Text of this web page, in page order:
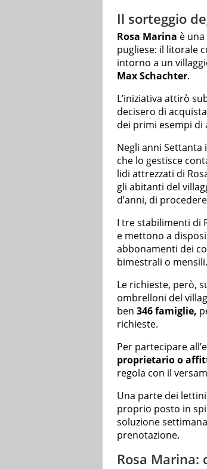
Il sorteggio
Rosa Marina è
pugliese: il litorale
intorno a un
Max Schachter.
L’iniziativa attirò
decisero di
dei primi esempi di
Negli anni Settanta
che lo gestisce
lidi attrezzati di
gli abitanti del
d’anni, di
I tre stabilimenti di
e mettono a
abbonamenti dei
bimestrali o mensili.
Le richieste, però,
ombrelloni del
ben 346 famiglie,
richieste.
Per partecipare
proprietario o
regola con il
Una parte dei
proprio posto in
soluzione
prenotazione.
Rosa Marina: